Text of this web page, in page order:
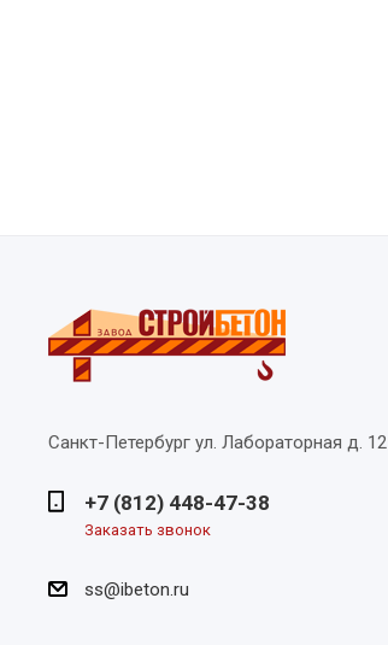
Санкт-Петербург ул. Лабораторная д. 12
+7 (812) 448-47-38
Заказать звонок
ss@ibeton.ru